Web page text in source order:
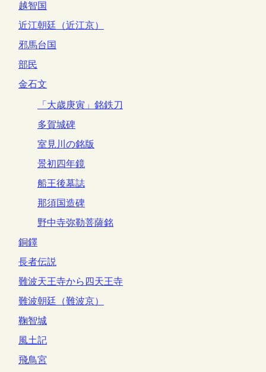
越智国
近江朝廷（近江京）
邪馬台国
部民
金石文
「大歳庚寅」銘鉄刀
多賀城碑
室見川の銘版
景初四年鏡
船王後墓誌
那須国造碑
野中寺弥勒菩薩銘
銅鐸
長者伝説
難波天王寺から四天王寺
難波朝廷（難波京）
鞠智城
風土記
飛鳥宮